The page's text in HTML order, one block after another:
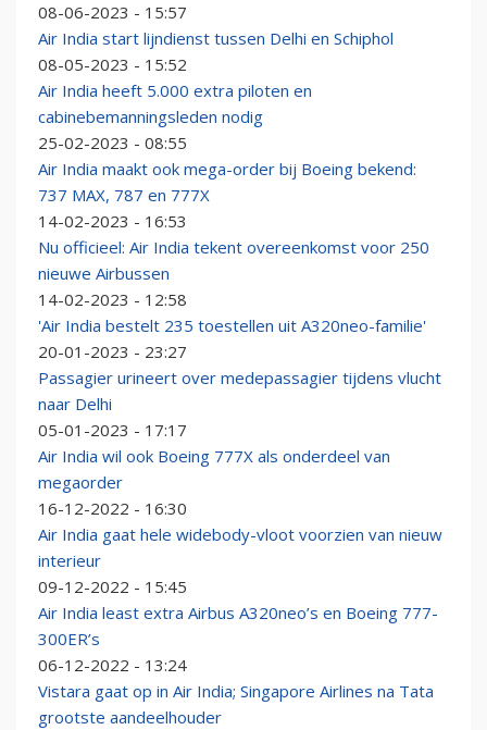
08-06-2023 - 15:57
Air India start lijndienst tussen Delhi en Schiphol
08-05-2023 - 15:52
Air India heeft 5.000 extra piloten en
cabinebemanningsleden nodig
25-02-2023 - 08:55
Air India maakt ook mega-order bij Boeing bekend:
737 MAX, 787 en 777X
14-02-2023 - 16:53
Nu officieel: Air India tekent overeenkomst voor 250
nieuwe Airbussen
14-02-2023 - 12:58
'Air India bestelt 235 toestellen uit A320neo-familie'
20-01-2023 - 23:27
Passagier urineert over medepassagier tijdens vlucht
naar Delhi
05-01-2023 - 17:17
Air India wil ook Boeing 777X als onderdeel van
megaorder
16-12-2022 - 16:30
Air India gaat hele widebody-vloot voorzien van nieuw
interieur
09-12-2022 - 15:45
Air India least extra Airbus A320neo’s en Boeing 777-
300ER’s
06-12-2022 - 13:24
Vistara gaat op in Air India; Singapore Airlines na Tata
grootste aandeelhouder